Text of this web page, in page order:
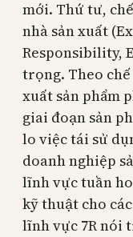
mới. Thứ tư,
nhà sản xuất
Responsibility,
trọng. Theo
xuất sản phẩm
giai đoạn sản
lo việc tái sử
doanh nghiệp
lĩnh vực tuần
kỹ thuật cho
lĩnh vực 7R nói